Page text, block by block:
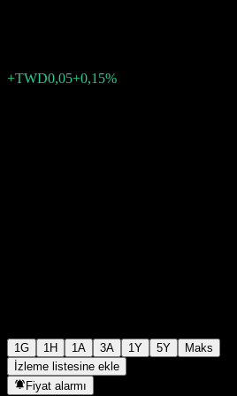
+TWD0,05+0,15%
1G 1H 1A 3A 1Y 5Y
Maks
İzleme listesine ekle
Fiyat alarmı